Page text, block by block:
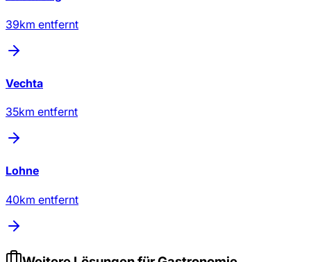
39km entfernt
Vechta
35km entfernt
Lohne
40km entfernt